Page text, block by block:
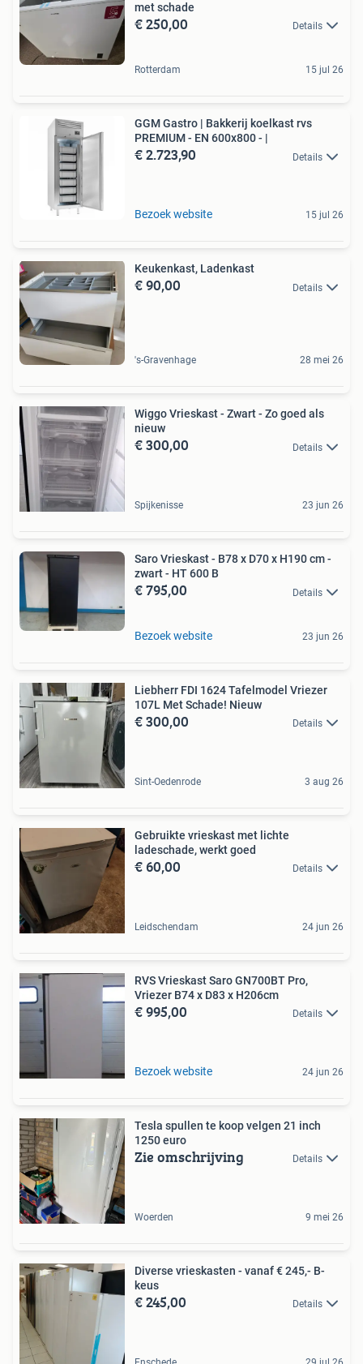
met schade
€ 250,00 Details
Rotterdam 15 jul 26
GGM Gastro | Bakkerij koelkast rvs
PREMIUM - EN 600x800 - |
€ 2.723,90 Details
Bezoek website 15 jul 26
Keukenkast, Ladenkast
€ 90,00 Details
's-Gravenhage 28 mei 26
Wiggo Vrieskast - Zwart - Zo goed als
nieuw
€ 300,00 Details
Spijkenisse 23 jun 26
Saro Vrieskast - B78 x D70 x H190 cm -
zwart - HT 600 B
€ 795,00 Details
Bezoek website 23 jun 26
Liebherr FDI 1624 Tafelmodel Vriezer
107L Met Schade! Nieuw
€ 300,00 Details
Sint-Oedenrode 3 aug 26
Gebruikte vrieskast met lichte
ladeschade, werkt goed
€ 60,00 Details
Leidschendam 24 jun 26
RVS Vrieskast Saro GN700BT Pro,
Vriezer B74 x D83 x H206cm
€ 995,00 Details
Bezoek website 24 jun 26
Tesla spullen te koop velgen 21 inch
1250 euro
Zie omschrijving Details
Woerden 9 mei 26
Diverse vrieskasten - vanaf € 245,- B-
keus
€ 245,00 Details